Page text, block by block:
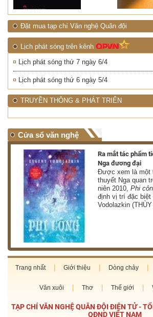
Đặt mua tạp chí Văn nghệ Quân đội
Lịch phát sóng trên kênh
Lịch phát sóng thứ 7 ngày 6/4
Lịch phát sóng thứ 6 ngày 5/4
TRUYỀN THÔNG & PHÁT TRIỂN
Cửa sổ văn nghệ
Chiếu phim
Những năm tháng
Thông qua các
biểu, chương
và xúc động cuộc
động cùng những
Trang nhất Giới thiệu Dòng chảy
Văn xuôi Thơ Thế giới
TẠP CHÍ VĂN NGHỆ QUÂN ĐỘI ĐIỆN TỬ -
QĐND VIỆT NAM